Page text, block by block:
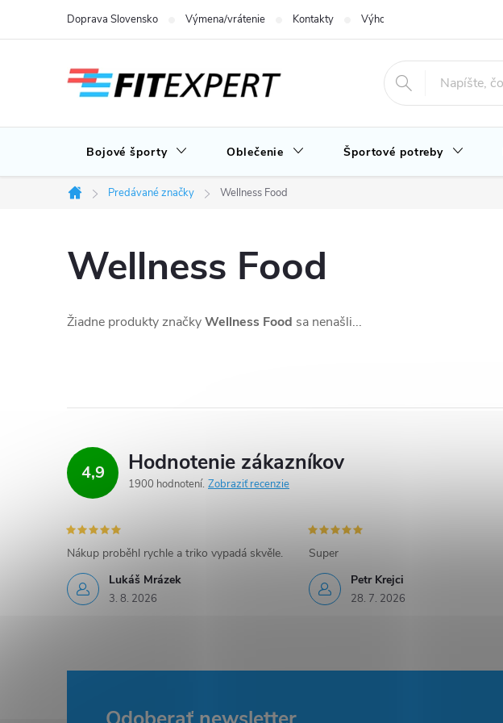
Doprava Slovensko Výmena/vrátenie Kontakty Výhody nákupu u nás
Bojové športy Oblečenie Športové potreby
Domov
Predávané značky Wellness Food
Wellness Food
Žiadne produkty značkyWellness Food sa nenašli...
4,9 Hodnotenie zákazníkov
1900 hodnotení Zobraziť recenzie
Lukáš Mrázek
3. 8. 2026
Nákup proběhl rychle a triko vypadá skvěle.
Petr Krejci
28. 7. 2026
Super